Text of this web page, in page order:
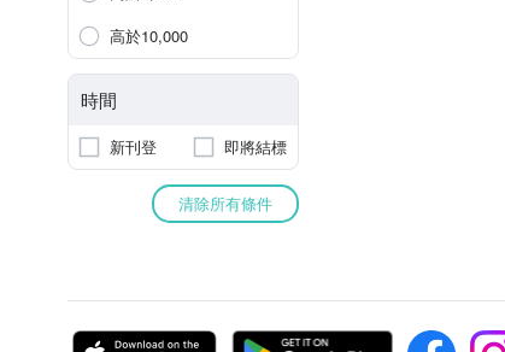
高於10,000
時間
新刊登 即將結標
清除所有條件